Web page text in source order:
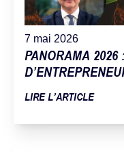
7 mai 2026
PANORAMA 2026
LIRE L’ARTICLE